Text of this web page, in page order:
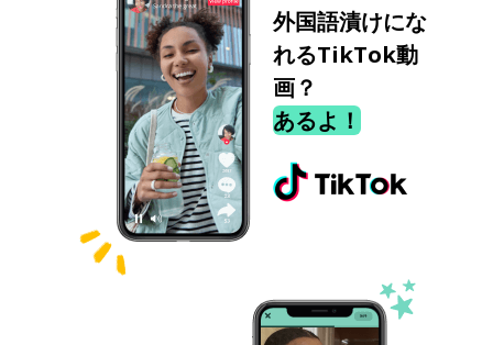
外国語漬けにな
れるTikTok動
画？
あるよ！